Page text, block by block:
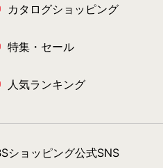
カタログショッピング
特集・セール
人気ランキング
ショッピング公式SNS